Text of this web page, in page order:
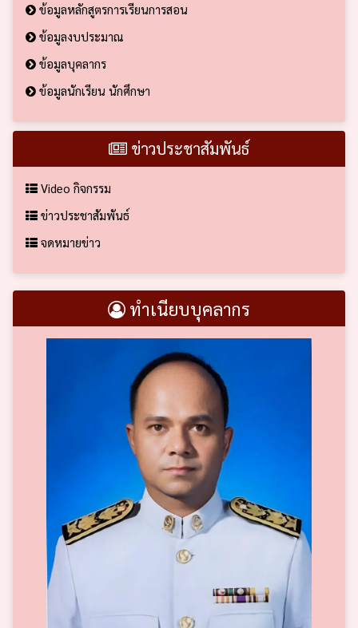
ข้อมูลหลักสูตรการเรียนการสอน
ข้อมูลงบประมาณ
ข้อมูลบุคลากร
ข้อมูลนักเรียน นักศึกษา
ข่าวประชาสัมพันธ์
Video กิจกรรม
ข่าวประชาสัมพันธ์
จดหมายข่าว
ทำเนียบบุคลากร